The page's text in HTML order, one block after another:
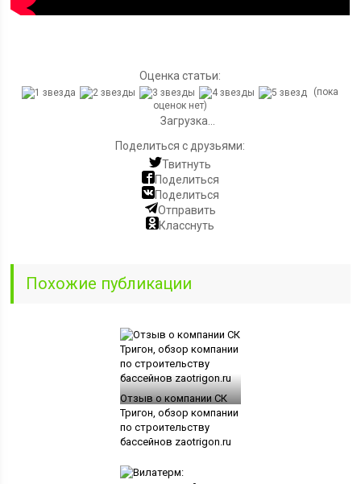
Оценка статьи:
(пока
оценок нет)
Загрузка...
Поделиться с друзьями:
Твитнуть
Поделиться
Поделиться
Отправить
Класснуть
Похожие публикации
Отзыв о компании СК
Тригон, обзор компании
по строительству
бассейнов zaotrigon.ru